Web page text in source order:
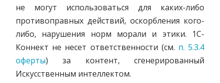
не могут использоваться для каких-либо
противоправных действий, оскорбления кого-
либо, нарушения норм морали и этики. 1С-
Коннект не несет ответственности (см. п. 5.3.4
оферты) за контент, сгенерированный
Искусственным интеллектом.